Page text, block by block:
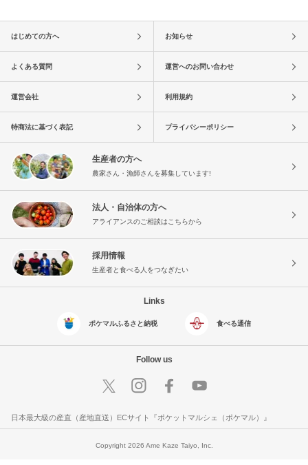
はじめての方へ お知らせ
よくある質問 運営へのお問い合わせ
運営会社 利用規約
特商法に基づく表記 プライバシーポリシー
生産者の方へ
農家さん・漁師さんを募集しています!
法人・自治体の方へ
アライアンスのご相談はこちらから
採用情報
生産者と食べる人をつなぎたい
Links
ポケマルふるさと納税 食べる通信
Follow us
日本最大級の産直（産地直送）ECサイト『ポケットマルシェ（ポケマル）』
Copyright 2026 Ame Kaze Taiyo, Inc.